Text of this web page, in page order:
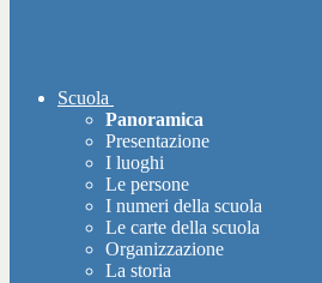
Scuola
Panoramica
Presentazione
I luoghi
Le persone
I numeri della scuola
Le carte della scuola
Organizzazione
La storia